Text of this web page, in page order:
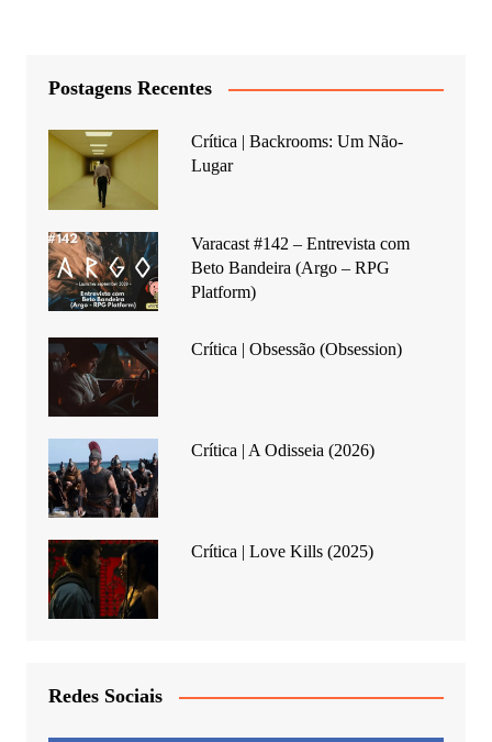
Postagens Recentes
Crítica | Backrooms: Um Não-
Lugar
Varacast #142 – Entrevista com
Beto Bandeira (Argo – RPG
Platform)
Crítica | Obsessão (Obsession)
Crítica | A Odisseia (2026)
Crítica | Love Kills (2025)
Redes Sociais